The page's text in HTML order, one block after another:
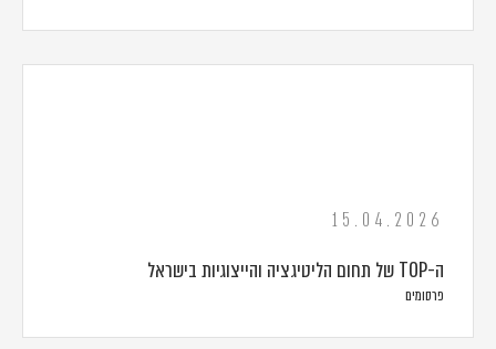
15.04.2026
ה-TOP של תחום הליטיגציה והייצוגיות בישראל
פרסומים